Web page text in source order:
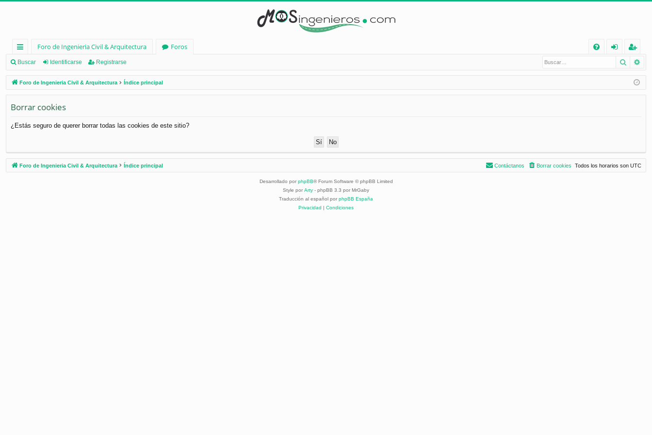
nl
ac
es
rá
pi
os
Foro de Ingenieria Civil & Arquitectura
Foros
Q
nt
ifi
eg
ist
ra
Buscar Identificarse Registrarse Buscar
Foro de Ingenieria Civil & Arquitectura Índice principal
Borrar cookies
¿Estás seguro de querer borrar todas las cookies de este sitio?
Foro de Ingenieria Civil & Arquitectura Índice principal Todos los horarios son UTC
Borrar cookies
Contáctanos
Desarrollado por phpBB® Forum Software © phpBB Limited
Style por Arty - phpBB 3.3 por MrGaby
Traducción al español por phpBB España
Privacidad | Condiciones